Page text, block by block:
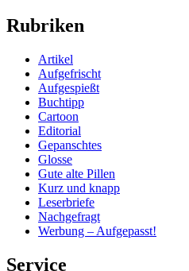
Rubriken
Artikel
Aufgefrischt
Aufgespießt
Buchtipp
Cartoon
Editorial
Gepanschtes
Glosse
Gute alte Pillen
Kurz und knapp
Leserbriefe
Nachgefragt
Werbung – Aufgepasst!
Service